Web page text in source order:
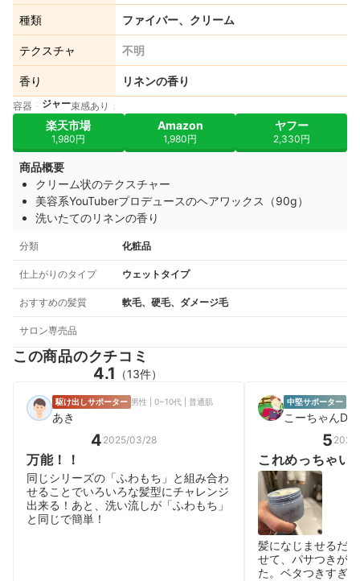
種類 ファイバー、クリーム
テクスチャ 不明
香り リネンの香り
容器 ジャー束感あり
楽天市場
1,980円
Amazon
1,980円
ヤフー
2,330円
商品概要
クリーム状のテクスチャー
美容系YouTuberプロデュースのヘアワックス（90g）
洗いたてのリネンの香り
分類 化粧品
仕上がりのタイプ ウェットタイプ
おすすめの髪質 軟毛、硬毛、ダメージ毛
サロン専売品
この商品のクチコミ
4.1 （13件）
駆け出しサポーター 男性 | 0~10代 | 普通肌
あき
4 2025/03/28
万能！！
同じシリーズの「ふわもち」と組み合わ
せることでいろいろな髪型にチャレンジ
出来る！あと、洗い流しが「ふわもち」
と同じで簡単！
中堅サポーター
こーちゃんDJ
5
これめっちゃい
髪になじませるだ
せて、パサつきが
た。ベタつきすぎ